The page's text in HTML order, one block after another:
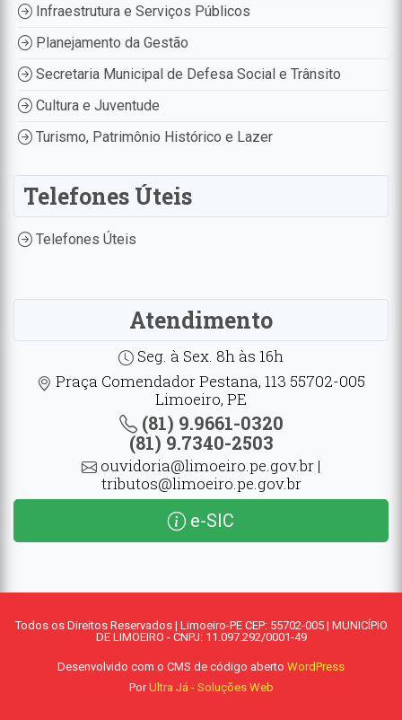
Infraestrutura e Serviços Públicos
Planejamento da Gestão
Secretaria Municipal de Defesa Social e Trânsito
Cultura e Juventude
Turismo, Patrimônio Histórico e Lazer
Telefones Úteis
Telefones Úteis
Atendimento
Seg. à Sex. 8h às 16h
Praça Comendador Pestana, 113 55702-005
Limoeiro, PE
(81) 9.9661-0320
(81) 9.7340-2503
ouvidoria@limoeiro.pe.gov.br |
tributos@limoeiro.pe.gov.br
e-SIC
Todos os Direitos Reservados | Limoeiro-PE CEP: 55702-005 | MUNICÍPIO
DE LIMOEIRO - CNPJ: 11.097.292/0001-49
Desenvolvido com o CMS de código aberto WordPress
PorUltra Já - Soluções Web